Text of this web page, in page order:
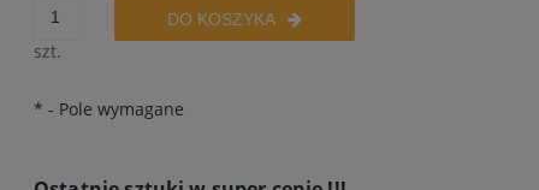
szt.
DO KOSZYKA
* - Pole wymagane